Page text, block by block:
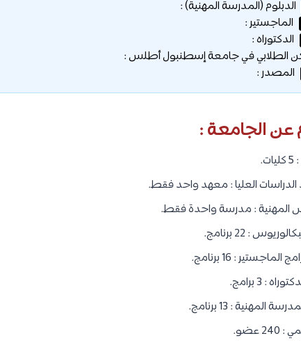
الدبلوم (المدرسة المهنية) :
الماجستير :
الدكتوراه :
الطلابي في جامعة إسطنبول أطلس :
المصدر :
عن الجامعة :
العليا : معهد واحد فقط.
المهنية : مدرسة واحدة فقط.
: 22 برنامج.
: 16 برنامج.
: 3 برامج.
المهنية : 13 برنامج.
عضو.